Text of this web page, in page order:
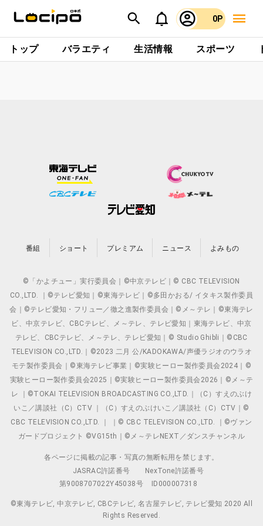
0P
トップ バラエティ 生活情報 スポーツ
番組 ショート プレミアム ニュース よみもの
©「かよチュー」実行委員会｜©中京テレビ｜© CBC TELEVISION
CO.,LTD. ｜©テレビ愛知｜©東海テレビ｜©多田かおる/ イタキス製作委員
会｜©テレビ愛知・フリュー／徹之進製作委員会｜©メ～テレ｜©東海テレ
ビ、中京テレビ、CBCテレビ、メ～テレ、テレビ愛知｜東海テレビ、中京
テレビ、CBCテレビ、メ～テレ、テレビ愛知｜© Studio Ghibli｜©CBC
TELEVISION CO.,LTD.｜©2023 二月 公/KADOKAWA/声優ラジオのウラオ
モテ製作委員会｜©東海テレビ事業｜©実験ヒーロー製作委員会2024｜©
実験ヒーロー製作委員会2025｜©実験ヒーロー製作委員会2026｜©メ～テ
レ ｜©TOKAI TELEVISION BROADCASTING CO.,LTD.｜（C）すえのぶけ
いこ／講談社（C）CTV ｜（C）すえのぶけいこ／講談社（C）CTV｜©
CBC TELEVISION CO.,LTD. ｜ ｜© CBC TELEVISION CO.,LTD. ｜©ヴァン
ガードプロジェクト ©VG15th｜©メ～テレNEXT／ダンスチャンネル
各ページに掲載の記事・写真の無断転用を禁じます。
JASRAC許諾番号
NexTone許諾番号
第9008707022Y45038号
ID000007318
©東海テレビ, 中京テレビ, CBCテレビ, 名古屋テレビ, テレビ愛知 2020 All
Rights Reserved.